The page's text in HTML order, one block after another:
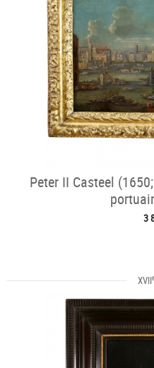
Peter II Casteel
3
XVII